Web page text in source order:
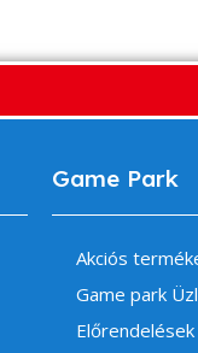
Game Park
Akciós
Game park
Előrendelések